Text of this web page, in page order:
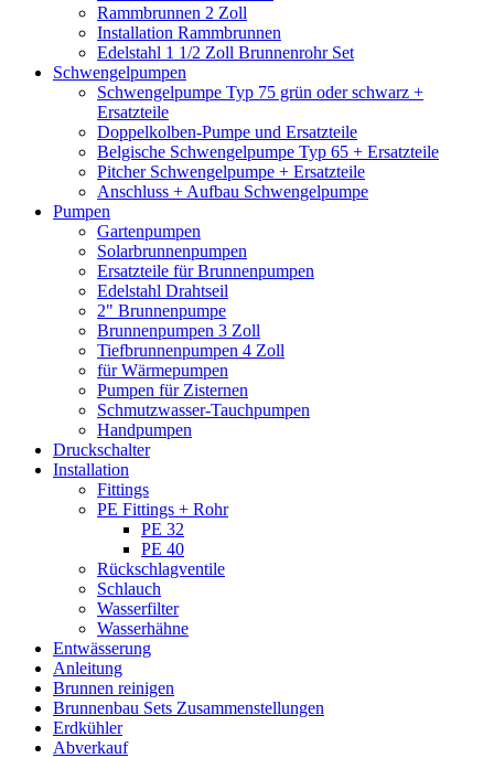
Rammbrunnen 2 Zoll
Installation Rammbrunnen
Edelstahl 1 1/2 Zoll Brunnenrohr Set
Schwengelpumpen
Schwengelpumpe Typ 75 grün oder schwarz +
Ersatzteile
Doppelkolben-Pumpe und Ersatzteile
Belgische Schwengelpumpe Typ 65 + Ersatzteile
Pitcher Schwengelpumpe + Ersatzteile
Anschluss + Aufbau Schwengelpumpe
Pumpen
Gartenpumpen
Solarbrunnenpumpen
Ersatzteile für Brunnenpumpen
Edelstahl Drahtseil
2" Brunnenpumpe
Brunnenpumpen 3 Zoll
Tiefbrunnenpumpen 4 Zoll
für Wärmepumpen
Pumpen für Zisternen
Schmutzwasser-Tauchpumpen
Handpumpen
Druckschalter
Installation
Fittings
PE Fittings + Rohr
PE 32
PE 40
Rückschlagventile
Schlauch
Wasserfilter
Wasserhähne
Entwässerung
Anleitung
Brunnen reinigen
Brunnenbau Sets Zusammenstellungen
Erdkühler
Abverkauf